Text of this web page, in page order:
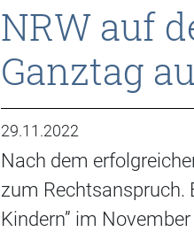
NRW auf
Ganztag
29.11.2022
Nach dem
zum Rechtsanspruch.
Kindern” im